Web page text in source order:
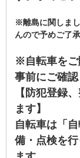
※離島に関しま
んので予めご了
※自転車をご
事前にご確認
【防犯登録
ます】
自転車は「
備・点検を